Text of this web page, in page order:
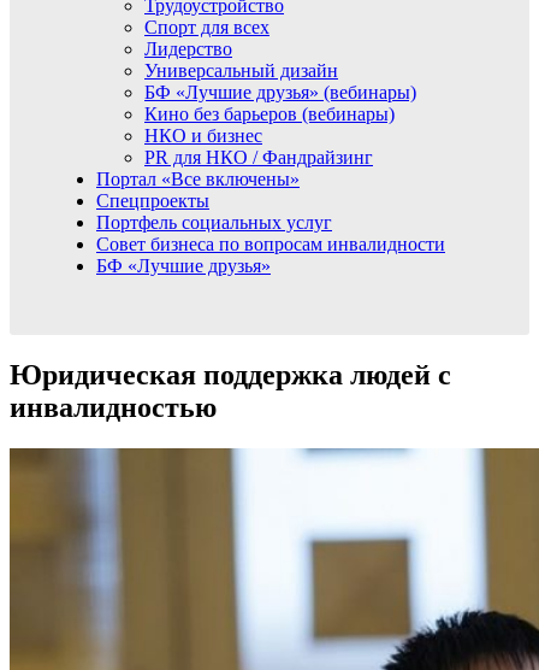
Трудоустройство
Спорт для всех
Лидерство
Универсальный дизайн
БФ «Лучшие друзья» (вебинары)
Кино без барьеров (вебинары)
НКО и бизнес
PR для НКО / Фандрайзинг
Портал «Все включены»
Спецпроекты
Портфель социальных услуг
Совет бизнеса по вопросам инвалидности
БФ «Лучшие друзья»
Юридическая поддержка людей с
инвалидностью